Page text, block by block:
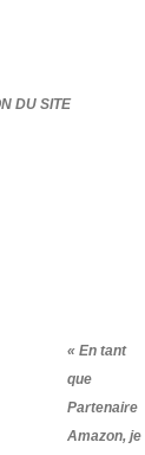
DU SITE
« En tant
que
Partenaire
Amazon, je